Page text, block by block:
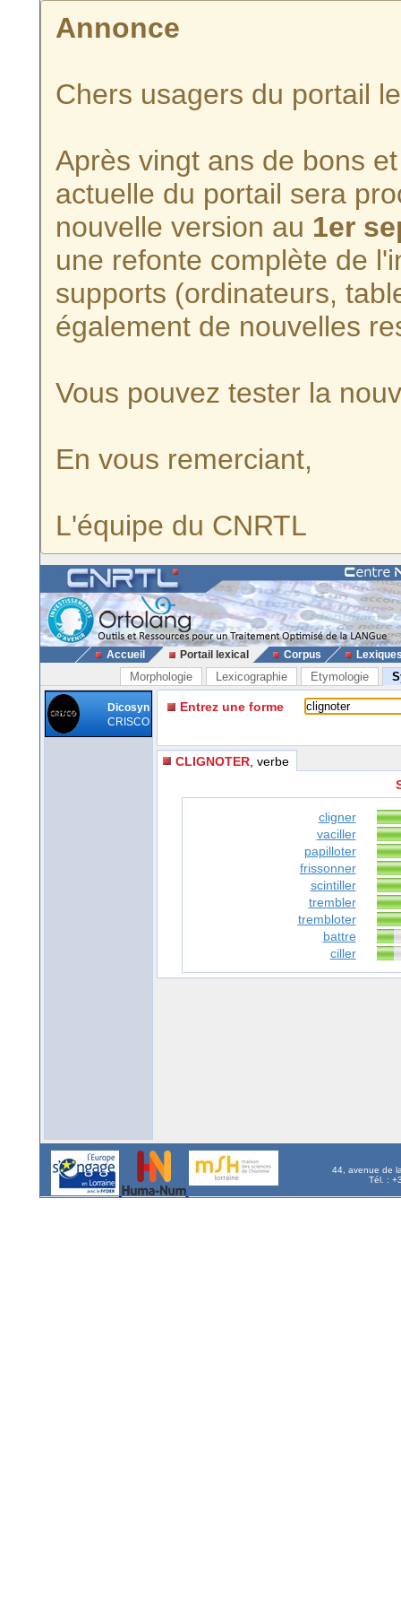
Annonce
Chers usagers du portail
Après vingt ans de bons
actuelle du portail sera
nouvelle version au 1er
une refonte complète de
supports (ordinateurs,
également de nouvelles
Vous pouvez tester la
En vous remerciant,
L'équipe du CNRTL
Accueil Portail lexical Corpus
Morphologie Lexicographie Etymologie
Dicosyn
CRISCO
Entrez une forme
CLIGNOTER , verbe
cligner
vaciller
papilloter
frissonner
scintiller
trembler
trembloter
battre
ciller
44, avenue de
Tél. :